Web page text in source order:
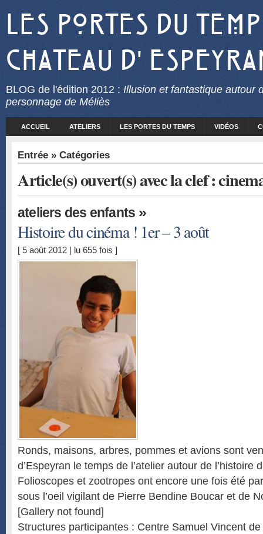
Les Portes du
Chateau d'
BLOG de l'édition 2012 : Illusion et fantastique autour
personnage de Méliès
ACCUEIL ATELIERS LES PORTES DU TEMPS VIDÉOS
Entrée » Catégories
Article(s) ouvert(s) avec la clef :
ateliers des enfants »
Histoire du cinéma ! 1er – 3 août
[ 5 août 2012 | lu 655 fois ]
Ronds, maisons, arbres, pommes et avions sont
d’Espeyran le temps de l’atelier autour de l’histoire
Folioscopes et zootropes ont encore une fois été
sous l’oeil vigilant de Pierre Bendine Boucar et de
[Gallery not found]
Structures participantes : Centre Samuel Vincent